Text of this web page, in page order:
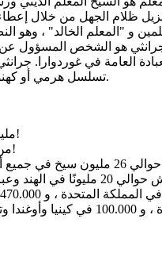
ظلام الجهل من خلال
و "المعلم الخالد" ،
هو الشخص المسؤول عن
العامة في غوردوارا.
تسلسل هرمي أو كهنوت ويمكن أن تكون رجلاً أو امرأة.
26 مليون سيخ في جميع أنحاء العالم!
. 3٪ من سكان العالم هم من السيخ!